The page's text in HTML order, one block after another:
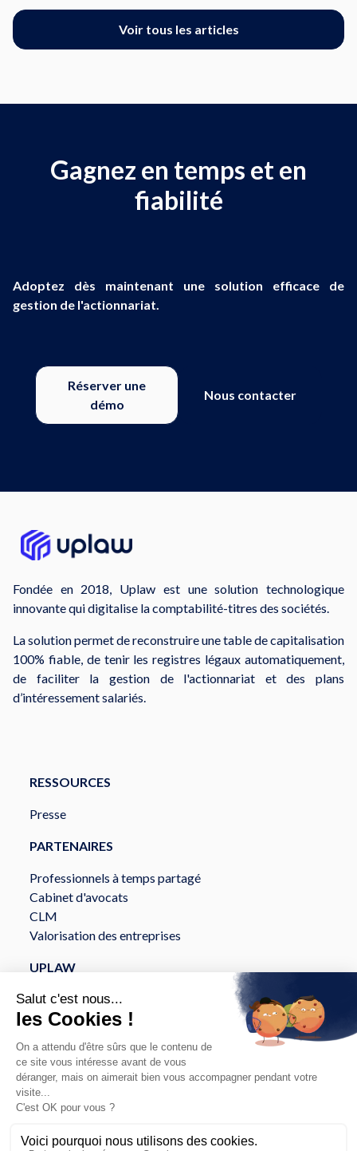
Voir tous les articles
Gagnez en temps et en
fiabilité
Adoptez dès maintenant une solution efficace de
gestion de l'actionnariat.
Réserver une
démo
Nous contacter
Fondée en 2018, Uplaw est une solution technologique
innovante qui digitalise la comptabilité-titres des sociétés.
La solution permet de reconstruire une table de capitalisation
100% fiable, de tenir les registres légaux automatiquement,
de faciliter la gestion de l'actionnariat et des plans
d’intéressement salariés.
RESSOURCES
Presse
PARTENAIRES
Professionnels à temps partagé
Cabinet d'avocats
CLM
Valorisation des entreprises
UPLAW
À propos
Services
API et intégration